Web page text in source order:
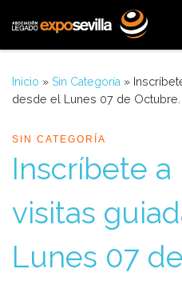
Saltar al contenido
Inicio » Sin Categoría »
desde el Lunes 07 de Octubre.
SIN CATEGORÍA
Inscríbete a
visitas
Lunes 07